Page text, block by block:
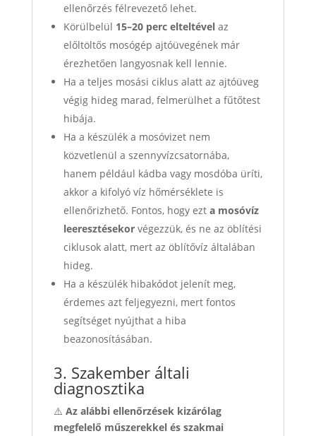
ellenőrzés félrevezető lehet.
Körülbelül 15–20 perc elteltévelaz
előltöltős mosógép ajtóüvegének már
érezhetően langyosnak kell lennie.
Ha a teljes mosási ciklus alatt az ajtóüveg
végig hideg marad, felmerülhet a fűtőtest
hibája.
Ha a készülék a mosóvizet nem
közvetlenül a szennyvízcsatornába,
hanem például kádba vagy mosdóba üríti,
akkor a kifolyó víz hőmérséklete is
ellenőrizhető. Fontos, hogy ezt a mosóvíz
leeresztésekorvégezzük, és ne az öblítési
ciklusok alatt, mert az öblítővíz általában
hideg.
Ha a készülék hibakódot jelenít meg,
érdemes azt feljegyezni, mert fontos
segítséget nyújthat a hiba
beazonosításában.
3. Szakember általi
diagnosztika
⚠️ Az alábbi ellenőrzések kizárólag
megfelelő műszerekkel és szakmai